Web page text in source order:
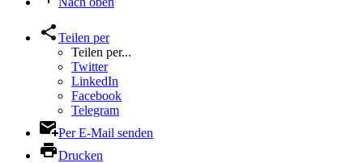
Teilen per
Teilen per...
Twitter
LinkedIn
Facebook
Telegram
Per E-Mail senden
Drucken